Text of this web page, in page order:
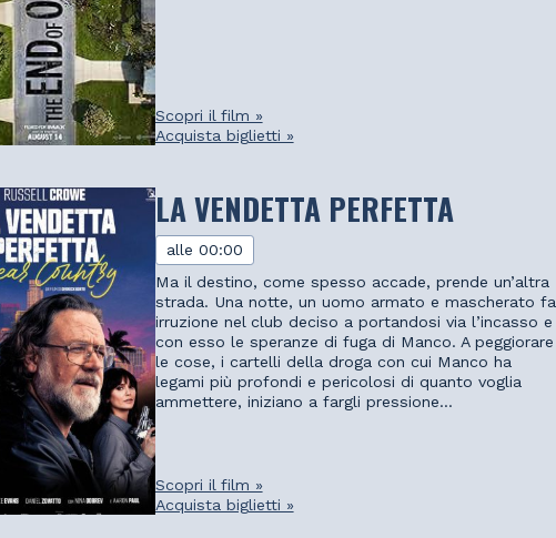
Scopri il film »
Acquista biglietti »
LA VENDETTA PERFETTA
alle 00:00
Ma il destino, come spesso accade, prende un’altra
strada. Una notte, un uomo armato e mascherato fa
irruzione nel club deciso a portandosi via l’incasso e
con esso le speranze di fuga di Manco. A peggiorare
le cose, i cartelli della droga con cui Manco ha
legami più profondi e pericolosi di quanto voglia
ammettere, iniziano a fargli pressione...
Scopri il film »
Acquista biglietti »